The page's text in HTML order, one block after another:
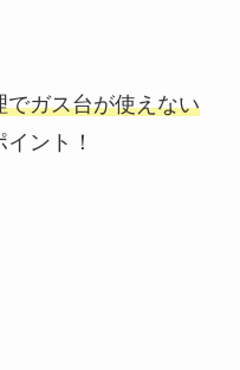
でガス台が使えない
ント！